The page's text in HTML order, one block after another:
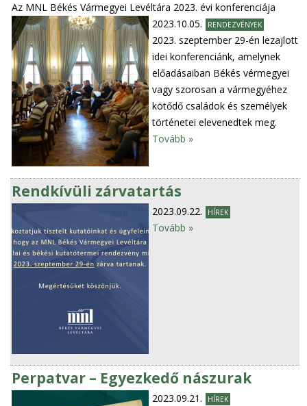
Az MNL Békés Vármegyei Levéltára 2023. évi konferenciája
2023.10.05.
RENDEZVÉNYEK
2023. szeptember 29-én lezajlott
idei konferenciánk, amelynek
előadásaiban Békés vérmegyei
vagy szorosan a vármegyéhez
kötődő családok és személyek
történetei elevenedtek meg.
Tovább »
Rendkívüli zárvatartás
2023.09.22. HÍREK
Tovább »
Perpatvar – Egyezkedő nászurak
2023.09.21. HÍREK